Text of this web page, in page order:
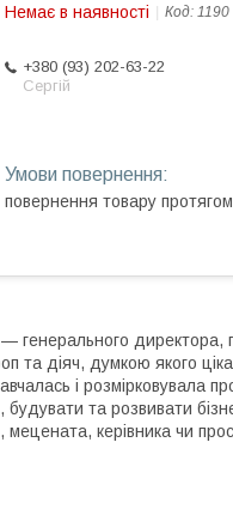
Немає в наявності Код: 1190
+380 (93) 202-63-22
Сергій
повернення товару
директора,
та діяч, думкою якого
і розмірковувала
та розвивати
мецената, керівника чи